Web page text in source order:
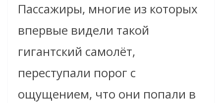
Пассажиры, многие из которых
впервые видели такой
гигантский самолёт,
переступали порог с
ощущением, что они попали в